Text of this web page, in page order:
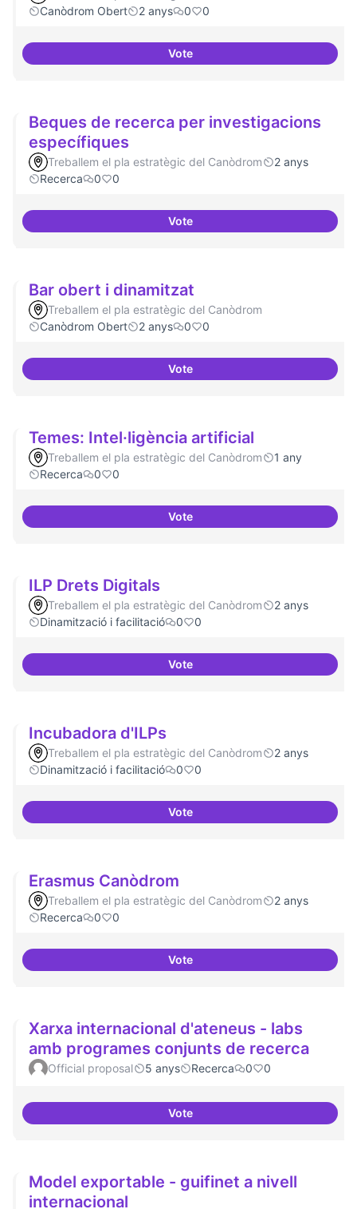
Canòdrom Obert
2 anys 0 0
VoteDrets Humans i capa digital
Beques de recerca per investigacions
específiques
Treballem el pla estratègic del Canòdrom
2 anys
Recerca
0 0
VoteBeques de recerca per
Bar obert i dinamitzat
Treballem el pla estratègic del Canòdrom
Canòdrom Obert
2 anys 0 0
VoteBar obert i dinamitzat
Temes: Intel·ligència artificial
Treballem el pla estratègic del Canòdrom
1 any
Recerca
0 0
VoteTemes: Intel·ligència artificial
ILP Drets Digitals
Treballem el pla estratègic del Canòdrom
2 anys
Dinamització i facilitació
0 0
VoteILP Drets Digitals
Incubadora d'ILPs
Treballem el pla estratègic del Canòdrom
2 anys
Dinamització i facilitació
0 0
VoteIncubadora d'ILPs
Erasmus Canòdrom
Treballem el pla estratègic del Canòdrom
2 anys
Recerca
0 0
VoteErasmus Canòdrom
Xarxa internacional d'ateneus - labs
amb programes conjunts de recerca
Official proposal 5 anys Recerca 0 0
VoteXarxa internacional d'ateneus -
Model exportable - guifinet a nivell
internacional